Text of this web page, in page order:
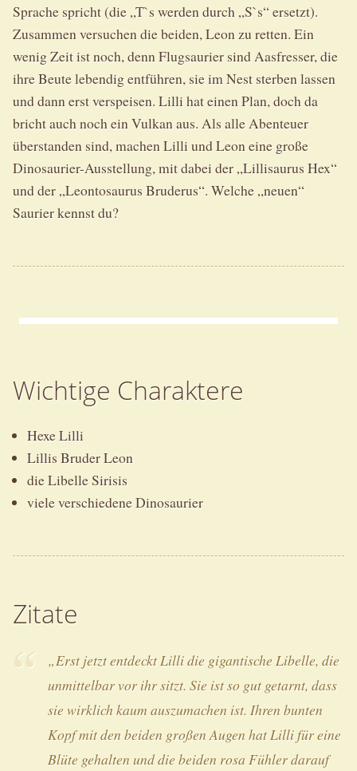
Sprache spricht (die „T`s werden durch „S`s“ ersetzt).
Zusammen versuchen die beiden, Leon zu retten. Ein
wenig Zeit ist noch, denn Flugsaurier sind Aasfresser, die
ihre Beute lebendig entführen, sie im Nest sterben lassen
und dann erst verspeisen. Lilli hat einen Plan, doch da
bricht auch noch ein Vulkan aus. Als alle Abenteuer
überstanden sind, machen Lilli und Leon eine große
Dinosaurier-Ausstellung, mit dabei der „Lillisaurus Hex“
und der „Leontosaurus Bruderus“. Welche „neuen“
Saurier kennst du?
Wichtige Charaktere
Hexe Lilli
Lillis Bruder Leon
die Libelle Sirisis
viele verschiedene Dinosaurier
Zitate
„Erst jetzt entdeckt Lilli die gigantische Libelle, die
unmittelbar vor ihr sitzt. Sie ist so gut getarnt, dass
sie wirklich kaum auszumachen ist. Ihren bunten
Kopf mit den beiden großen Augen hat Lilli für eine
Blüte gehalten und die beiden rosa Fühler darauf